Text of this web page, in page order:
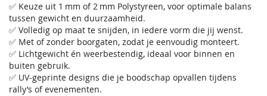
✅ Keuze uit 1 mm of 2 mm Polystyreen, voor optimale balans
tussen gewicht en duurzaamheid.
✅ Volledig op maat te snijden, in iedere vorm die jij wenst.
✅ Met of zonder boorgaten, zodat je eenvoudig monteert.
✅ Lichtgewicht én weerbestendig, ideaal voor binnen en
buiten gebruik.
✅ UV‐geprinte designs die je boodschap opvallen tijdens
rally’s of evenementen.